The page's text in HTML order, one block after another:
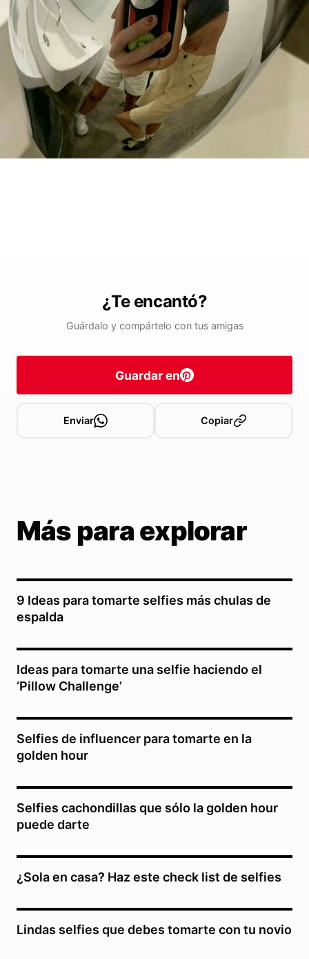
¿Te encantó?
Guárdalo y compártelo con tus amigas
Guardar en
Enviar Copiar
Más para explorar
9 Ideas para tomarte selfies más chulas de
espalda
Ideas para tomarte una selfie haciendo el
‘Pillow Challenge’
Selfies de influencer para tomarte en la
golden hour
Selfies cachondillas que sólo la golden hour
puede darte
¿Sola en casa? Haz este check list de selfies
Lindas selfies que debes tomarte con tu novio